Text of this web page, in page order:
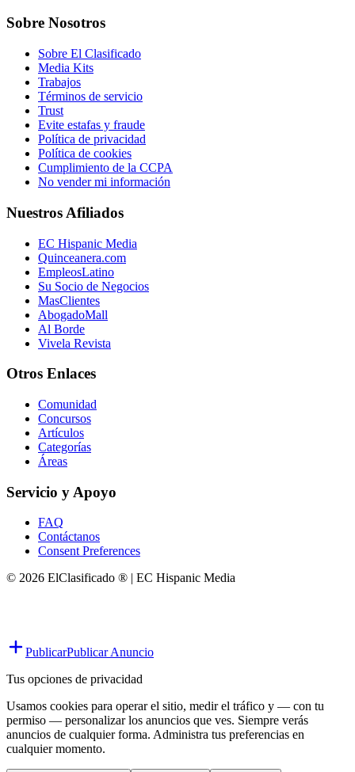
Sobre Nosotros
Sobre El Clasificado
Media Kits
Trabajos
Términos de servicio
Trust
Evite estafas y fraude
Política de privacidad
Política de cookies
Cumplimiento de la CCPA
No vender mi información
Nuestros Afiliados
EC Hispanic Media
Quinceanera.com
EmpleosLatino
Su Socio de Negocios
MasClientes
AbogadoMall
Al Borde
Vivela Revista
Otros Enlaces
Comunidad
Concursos
Artículos
Categorías
Áreas
Servicio y Apoyo
FAQ
Contáctanos
Consent Preferences
© 2026 ElClasificado ® | EC Hispanic Media
PublicarPublicar Anuncio
Tus opciones de privacidad
Usamos cookies para operar el sitio, medir el tráfico y — con tu
permiso — personalizar los anuncios que ves. Siempre verás
anuncios de cualquier forma. Administra tus preferencias en
cualquier momento.